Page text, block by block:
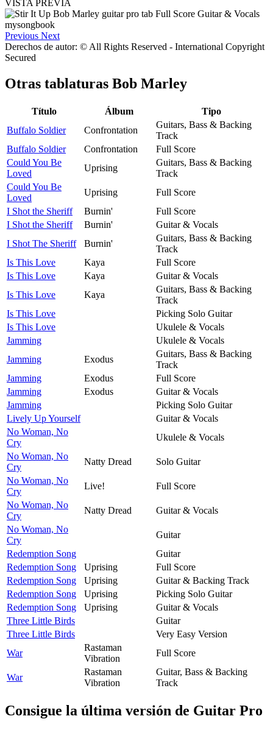
VISTA PREVIA
Previous Next
Derechos de autor: © All Rights Reserved - International Copyright
Secured
Otras tablaturas Bob Marley
Título Álbum
Tipo
Buffalo Soldier
Confrontation
Guitars, Bass & Backing
Track
Buffalo Soldier
Confrontation
Full Score
Could You Be
Loved
Uprising
Guitars, Bass & Backing
Track
Could You Be
Loved
Uprising
Full Score
I Shot the Sheriff
Burnin'
Full Score
I Shot the Sheriff
Burnin'
Guitar & Vocals
I Shot The Sheriff
Burnin'
Guitars, Bass & Backing
Track
Is This Love
Kaya
Full Score
Is This Love
Kaya
Guitar & Vocals
Is This Love
Kaya
Guitars, Bass & Backing
Track
Is This Love
Picking Solo Guitar
Is This Love
Ukulele & Vocals
Jamming
Ukulele & Vocals
Jamming
Exodus
Guitars, Bass & Backing
Track
Jamming
Exodus
Full Score
Jamming
Exodus
Guitar & Vocals
Jamming
Picking Solo Guitar
Lively Up Yourself
Guitar & Vocals
No Woman, No
Cry
Ukulele & Vocals
No Woman, No
Cry
Natty Dread
Solo Guitar
No Woman, No
Cry
Live!
Full Score
No Woman, No
Cry
Natty Dread
Guitar & Vocals
No Woman, No
Cry
Guitar
Redemption Song
Guitar
Redemption Song
Uprising
Full Score
Redemption Song
Uprising
Guitar & Backing Track
Redemption Song
Uprising
Picking Solo Guitar
Redemption Song
Uprising
Guitar & Vocals
Three Little Birds
Guitar
Three Little Birds
Very Easy Version
War
Rastaman
Vibration
Full Score
War
Rastaman
Vibration
Guitar, Bass & Backing
Track
Consigue la última versión de Guitar Pro